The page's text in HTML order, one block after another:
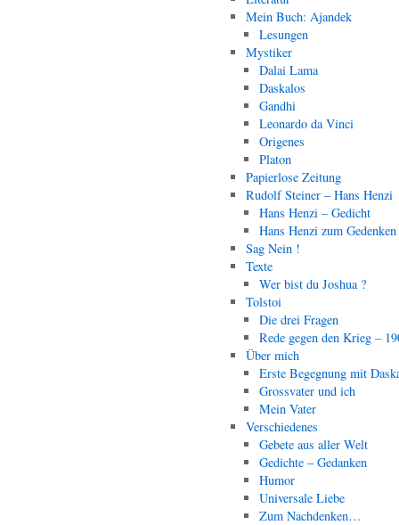
Mein Buch: Ajandek
Lesungen
Mystiker
Dalai Lama
Daskalos
Gandhi
Leonardo da Vinci
Origenes
Platon
Papierlose Zeitung
Rudolf Steiner – Hans Henzi
Hans Henzi – Gedicht
Hans Henzi zum Gedenken
Sag Nein !
Texte
Wer bist du Joshua ?
Tolstoi
Die drei Fragen
Rede gegen den Krieg –
Über mich
Erste Begegnung mit
Grossvater und ich
Mein Vater
Verschiedenes
Gebete aus aller Welt
Gedichte – Gedanken
Humor
Universale Liebe
Zum Nachdenken…